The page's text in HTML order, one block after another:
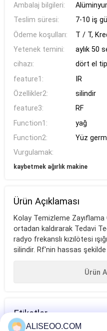
Ambalaj bilgileri:
Teslim süresi:
7-10 iş
Ödeme koşulları:
T / T,
Yetenek temini:
aylık 50
cihazı:
dört el
feature1:
IR
Özellikler2:
silindir
feature3:
RF
Function1:
yağ
Function2:
Yüz
Vurgulamak:
kaybetmek ağırlık makine
Ürün Açıklaması
Kolay Temizleme Zayıflama
ortadan kaldırarak Tedavi
radyo frekanslı kızılötesi
silindir. Rf'nin hassas şekilde
Ürün
Etiketler
ALISEOO.COM